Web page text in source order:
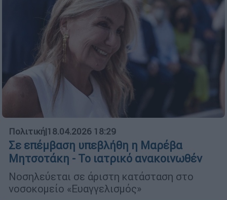
Πολιτική|18.04.2026 18:29
Σε επέμβαση υπεβλήθη η Μαρέβα
Μητσοτάκη - Το ιατρικό ανακοινωθέν
Νοσηλεύεται σε άριστη κατάσταση στο
νοσοκομείο «Ευαγγελισμός»